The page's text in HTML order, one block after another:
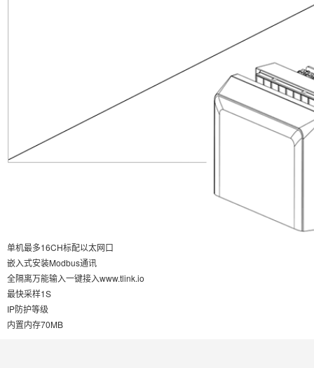
单机最多16CH标配以太网口
嵌入式安装Modbus通讯
全隔离万能输入一键接入www.tlink.io
最快采样1S
IP防护等级
内置内存70MB